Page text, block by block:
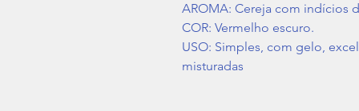
AROMA: Cereja com indícios
COR: Vermelho escuro.
USO: Simples, com gelo,
misturadas